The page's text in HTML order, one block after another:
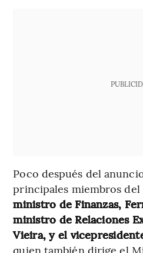
Poco después del
principales miembros
ministro de Finanzas,
ministro de Relaciones
Vieira, y el
quien también dirige el